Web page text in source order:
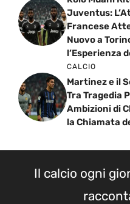
Juventus:
Francese
Nuovo a
l’Esperienza
CALCIO
Martinez e il
Tra Tragedia
Ambizioni di
la Chiamata
Il calcio ogni